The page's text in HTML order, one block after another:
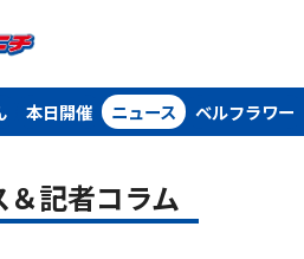
本日開催 ニュース ベルフラワー
＆記者コラム